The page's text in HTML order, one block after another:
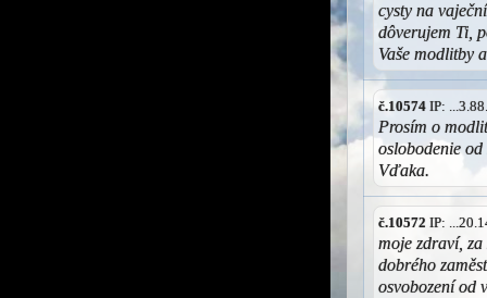
cysty na
dôverujem Ti,
Vaše modlitby
č.10574 IP:
Prosím o
oslobodenie
Vďaka.
č.10572 IP:
moje zdraví,
dobrého
osvobození od